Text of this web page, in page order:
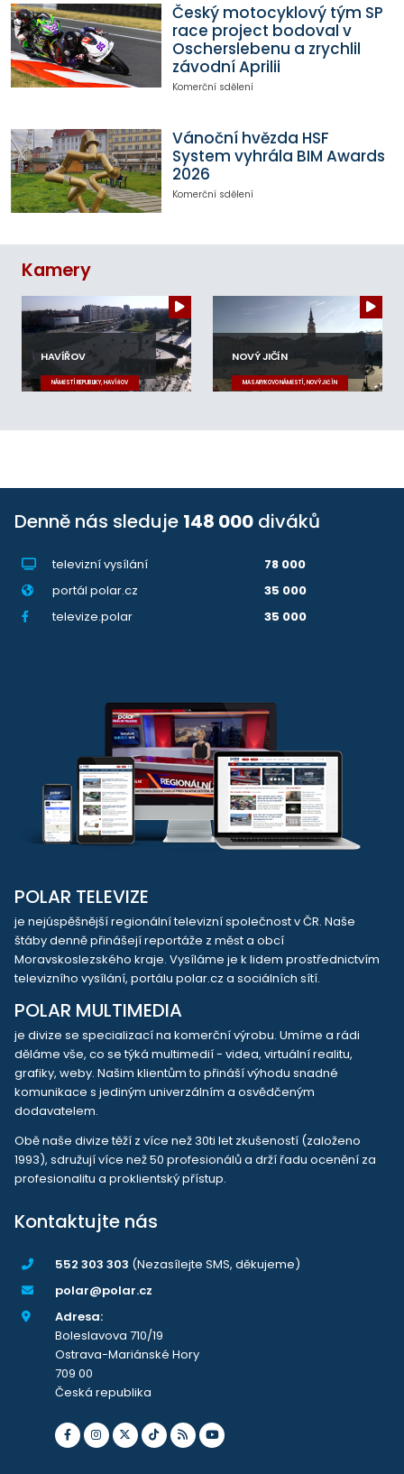
Český motocyklový tým SP
race project bodoval v
Oscherslebenu a zrychlil
závodní Aprilii
Komerční sdělení
Vánoční hvězda HSF
System vyhrála BIM Awards
2026
Komerční sdělení
Kamery
HAVÍŘOV
NÁMĚSTÍ REPUBLIKY, HAVÍŘOV
NOVÝ JIČÍN
MASARYKOVO NÁMĚSTÍ, NOVÝ JIČÍN
Denně nás sleduje 148 000 diváků
televizní vysílání
78 000
portál polar.cz
35 000
televize.polar
35 000
POLAR TELEVIZE
je nejúspěšnější regionální televizní společnost v ČR. Naše
štáby denně přinášejí reportáže z měst a obcí
Moravskoslezského kraje. Vysíláme je k lidem prostřednictvím
televizního vysílání, portálu polar.cz a sociálních sítí.
POLAR MULTIMEDIA
je divize se specializací na komerční výrobu. Umíme a rádi
děláme vše, co se týká multimedií - videa, virtuální realitu,
grafiky, weby. Našim klientům to přináší výhodu snadné
komunikace s jediným univerzálním a osvědčeným
dodavatelem.
Obě naše divize těží z více než 30ti let zkušeností (založeno
1993), sdružují více než 50 profesionálů a drží řadu ocenění za
profesionalitu a proklientský přístup.
Kontaktujte nás
552 303 303 (Nezasílejte SMS, děkujeme)
polar@polar.cz
Adresa:
Boleslavova 710/19
Ostrava-Mariánské Hory
709 00
Česká republika